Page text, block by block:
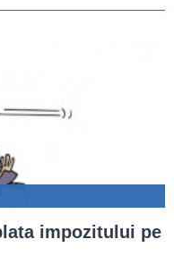
impozitului pe